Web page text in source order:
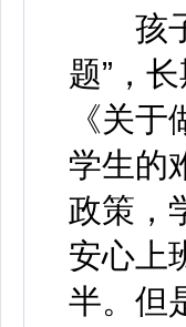
孩子
题”，
《关
学生的
政策，
安心上
半。但